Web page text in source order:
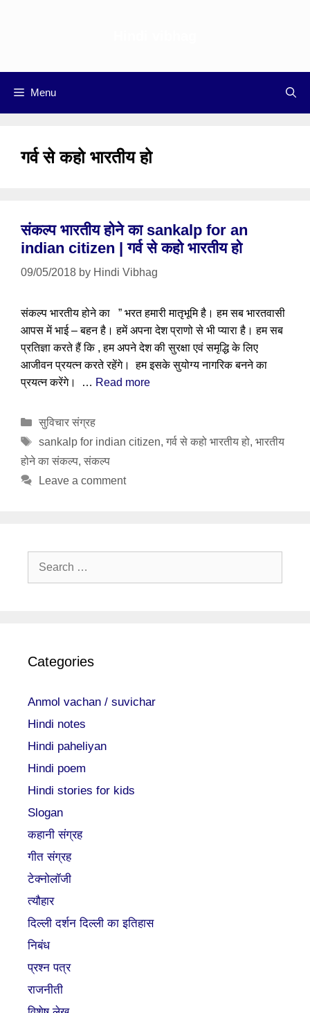
Menu
गर्व से कहो भारतीय हो
संकल्प भारतीय होने का sankalp for an
indian citizen | गर्व से कहो भारतीय हो
09/05/2018 by Hindi Vibhag
संकल्प भारतीय होने का ” भरत हमारी मातृभूमि है। हम सब भारतवासी
आपस में भाई – बहन है। हमें अपना देश प्राणो से भी प्यारा है। हम सब
प्रतिज्ञा करते हैं कि , हम अपने देश की सुरक्षा एवं समृद्धि के लिए
आजीवन प्रयत्न करते रहेंगे। हम इसके सुयोग्य नागरिक बनने का
प्रयत्न करेंगे। … Read more
Categories
सुविचार संग्रह
Tags
sankalp for indian citizen, गर्व से कहो भारतीय हो, भारतीय
होने का संकल्प, संकल्प
Leave a comment
Search
Categories
Anmol vachan / suvichar
Hindi notes
Hindi paheliyan
Hindi poem
Hindi stories for kids
Slogan
कहानी संग्रह
गीत संग्रह
टेक्नोलॉजी
त्यौहार
दिल्ली दर्शन दिल्ली का इतिहास
निबंध
प्रश्न पत्र
राजनीती